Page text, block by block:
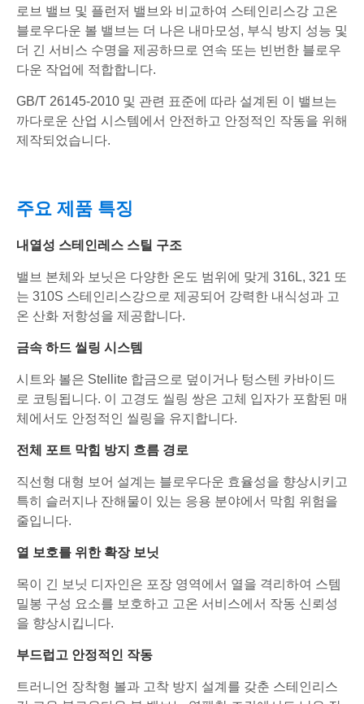
로브 밸브 및 플런저 밸브와 비교하여 스테인리스강 고온
블로우다운 볼 밸브는 더 나은 내마모성, 부식 방지 성능 및
더 긴 서비스 수명을 제공하므로 연속 또는 빈번한 블로우
다운 작업에 적합합니다.
GB/T 26145-2010 및 관련 표준에 따라 설계된 이 밸브는
까다로운 산업 시스템에서 안전하고 안정적인 작동을 위해
제작되었습니다.
주요 제품 특징
내열성 스테인레스 스틸 구조
밸브 본체와 보닛은 다양한 온도 범위에 맞게 316L, 321 또
는 310S 스테인리스강으로 제공되어 강력한 내식성과 고
온 산화 저항성을 제공합니다.
금속 하드 씰링 시스템
시트와 볼은 Stellite 합금으로 덮이거나 텅스텐 카바이드
로 코팅됩니다. 이 고경도 씰링 쌍은 고체 입자가 포함된 매
체에서도 안정적인 씰링을 유지합니다.
전체 포트 막힘 방지 흐름 경로
직선형 대형 보어 설계는 블로우다운 효율성을 향상시키고
특히 슬러지나 잔해물이 있는 응용 분야에서 막힘 위험을
줄입니다.
열 보호를 위한 확장 보닛
목이 긴 보닛 디자인은 포장 영역에서 열을 격리하여 스템
밀봉 구성 요소를 보호하고 고온 서비스에서 작동 신뢰성
을 향상시킵니다.
부드럽고 안정적인 작동
트러니언 장착형 볼과 고착 방지 설계를 갖춘 스테인리스